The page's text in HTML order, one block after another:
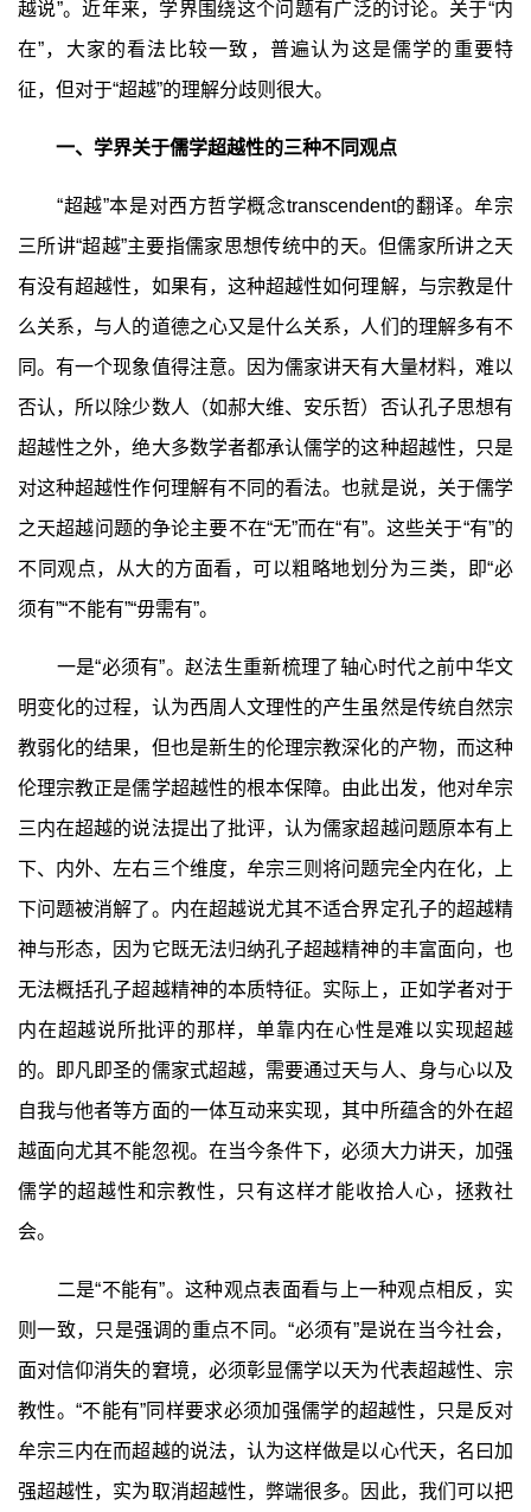
越说”。近年来，学界围绕这个问题有广泛的讨论。关于“内
在”，大家的看法比较一致，普遍认为这是儒学的重要特
征，但对于“超越”的理解分歧则很大。
一、学界关于儒学超越性的三种不同观点
“超越”本是对西方哲学概念transcendent的翻译。牟宗
三所讲“超越”主要指儒家思想传统中的天。但儒家所讲之天
有没有超越性，如果有，这种超越性如何理解，与宗教是什
么关系，与人的道德之心又是什么关系，人们的理解多有不
同。有一个现象值得注意。因为儒家讲天有大量材料，难以
否认，所以除少数人（如郝大维、安乐哲）否认孔子思想有
超越性之外，绝大多数学者都承认儒学的这种超越性，只是
对这种超越性作何理解有不同的看法。也就是说，关于儒学
之天超越问题的争论主要不在“无”而在“有”。这些关于“有”的
不同观点，从大的方面看，可以粗略地划分为三类，即“必
须有”“不能有”“毋需有”。
一是“必须有”。赵法生重新梳理了轴心时代之前中华文
明变化的过程，认为西周人文理性的产生虽然是传统自然宗
教弱化的结果，但也是新生的伦理宗教深化的产物，而这种
伦理宗教正是儒学超越性的根本保障。由此出发，他对牟宗
三内在超越的说法提出了批评，认为儒家超越问题原本有上
下、内外、左右三个维度，牟宗三则将问题完全内在化，上
下问题被消解了。内在超越说尤其不适合界定孔子的超越精
神与形态，因为它既无法归纳孔子超越精神的丰富面向，也
无法概括孔子超越精神的本质特征。实际上，正如学者对于
内在超越说所批评的那样，单靠内在心性是难以实现超越
的。即凡即圣的儒家式超越，需要通过天与人、身与心以及
自我与他者等方面的一体互动来实现，其中所蕴含的外在超
越面向尤其不能忽视。在当今条件下，必须大力讲天，加强
儒学的超越性和宗教性，只有这样才能收拾人心，拯救社
会。
二是“不能有”。这种观点表面看与上一种观点相反，实
则一致，只是强调的重点不同。“必须有”是说在当今社会，
面对信仰消失的窘境，必须彰显儒学以天为代表超越性、宗
教性。“不能有”同样要求必须加强儒学的超越性，只是反对
牟宗三内在而超越的说法，认为这样做是以心代天，名曰加
强超越性，实为取消超越性，弊端很多。因此，我们可以把